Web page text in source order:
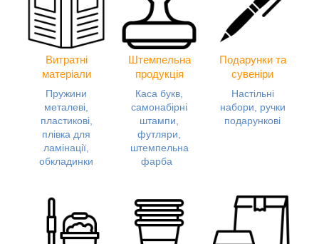
Витратні
матеріали
Пружини
металеві,
пластикові,
плівка для
ламінації,
обкладинки
Штемпельна
продукція
Каса букв,
самонабірні
штампи,
футляри,
штемпельна
фарба
Подарунки та
сувеніри
Настільні
набори, ручки
подарункові